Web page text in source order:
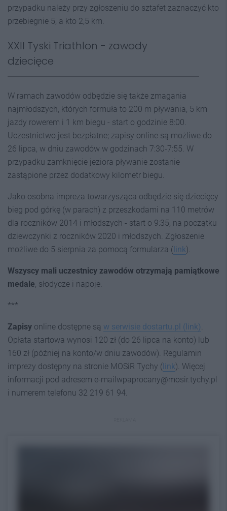
przypadku należy przy zgłoszeniu do sztafet zaznaczyć kto
przebiegnie 5, a kto 2,5 km.
XXII Tyski Triathlon - zawody
dziecięce
W ramach zawodów odbędzie się także zmagania
najmłodszych, których formuła to 200 m pływania, 5 km
jazdy rowerem i 1 km biegu - start o godzinie 8:00.
Uczestnictwo jest bezpłatne; zapisy online są możliwe do
26 lipca, w dniu zawodów w godzinach 7:30-7:55. W
przypadku zamknięcie jeziora pływanie zostanie
zastąpione przez dodatkowy kilometr biegu.
Jako osobna impreza towarzysząca odbędzie się dziecięcy
bieg pod górkę (w parach) z przeszkodami na 110 metrów
dla roczników 2014 i młodszych - start o 9:35, na początku
dziewczynki z roczników 2020 i młodszych. Zgłoszenie
możliwe do 5 sierpnia za pomocą formularza (link).
Wszyscy mali uczestnicy zawodów otrzymają pamiątkowe
medale , słodycze i napoje.
***
Zapisy online dostępne są w serwisie dostartu.pl (link)
Opłata startowa wynosi 120 zł (do 26 lipca na konto) lub
160 zł (później na konto/w dniu zawodów). Regulamin
imprezy dostępny na stronie MOSiR Tychy (link). Więcej
informacji pod adresem e-mailwpaprocany@mosir.tychy.pl
i numerem telefonu 32 219 61 94.